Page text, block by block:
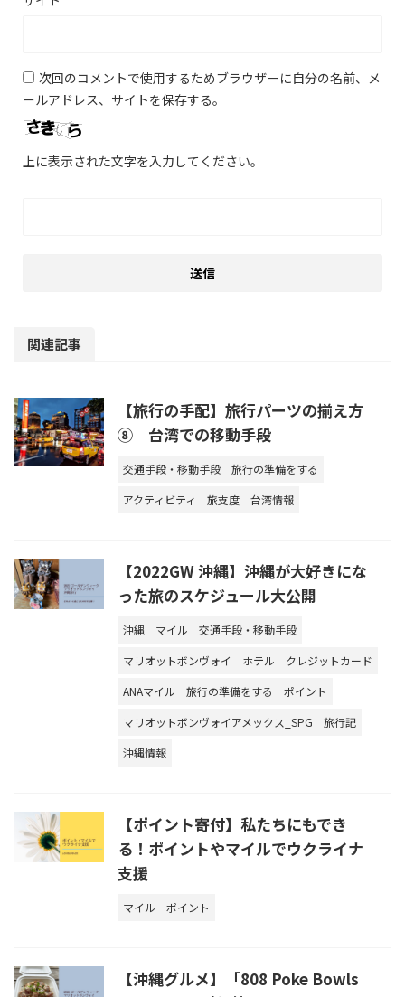
次回のコメントで使用するためブラウザーに自分の名前、メ
ールアドレス、サイトを保存する。
上に表示された文字を入力してください。
関連記事
【旅行の手配】旅行パーツの揃え方
⑧ 台湾での移動手段
交通手段・移動手段
旅行の準備をする
アクティビティ
旅支度 台湾情報
【2022GW 沖縄】沖縄が大好きにな
った旅のスケジュール大公開
沖縄 マイル
交通手段・移動手段
マリオットボンヴォイ
ホテル
クレジットカード
ANAマイル
旅行の準備をする
ポイント
マリオットボンヴォイアメックス_SPG
旅行記
沖縄情報
【ポイント寄付】私たちにもでき
る！ポイントやマイルでウクライナ
支援
マイル ポイント
【沖縄グルメ】「808 Poke Bowls